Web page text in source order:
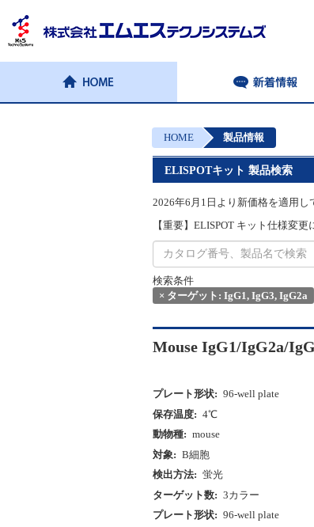
HOME 製品情報
ELISPOTキット 製品検索
2026年6月1日より新価格を適用し
【重要】ELISPOT キット仕様変
検索条件
× ターゲット: IgG1, IgG3, IgG2a
Mouse IgG1/IgG2a/
プレート形状: 96-well plate
保存温度: 4℃
動物種: mouse
対象: B細胞
検出方法: 蛍光
ターゲット数: 3カラー
プレート形状: 96-well plate